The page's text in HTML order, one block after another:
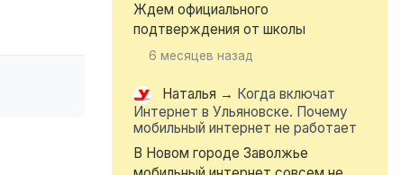
Ждем официального
подтверждения от школы
6 месяцев назад
Наталья → Когда включат
Интернет в Ульяновске. Почему
мобильный интернет не работает
В Новом городе Заволжье